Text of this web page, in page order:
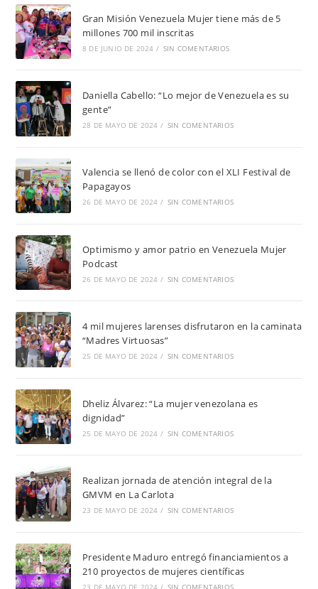
Gran Misión Venezuela Mujer tiene más de 5
millones 700 mil inscritas
8 DE JUNIO DE 2024 / SIN COMENTARIOS
Daniella Cabello: “Lo mejor de Venezuela es su
gente”
28 DE MAYO DE 2024 / SIN COMENTARIOS
Valencia se llenó de color con el XLI Festival de
Papagayos
26 DE MAYO DE 2024 / SIN COMENTARIOS
Optimismo y amor patrio en Venezuela Mujer
Podcast
26 DE MAYO DE 2024 / SIN COMENTARIOS
4 mil mujeres larenses disfrutaron en la caminata
“Madres Virtuosas”
25 DE MAYO DE 2024 / SIN COMENTARIOS
Dheliz Álvarez: “La mujer venezolana es
dignidad”
25 DE MAYO DE 2024 / SIN COMENTARIOS
Realizan jornada de atención integral de la
GMVM en La Carlota
23 DE MAYO DE 2024 / SIN COMENTARIOS
Presidente Maduro entregó financiamientos a
210 proyectos de mujeres científicas